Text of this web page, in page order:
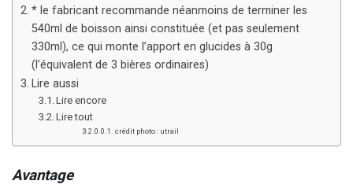
* le fabricant recommande néanmoins de terminer les
540ml de boisson ainsi constituée (et pas seulement
330ml), ce qui monte l’apport en glucides à 30g
(l’équivalent de 3 bières ordinaires)
Lire aussi
Lire encore
Lire tout
crédit photo : utrail
Avantage